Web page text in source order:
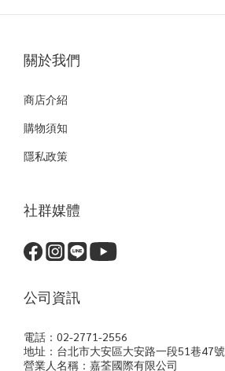
關於我們
商店介紹
購物須知
隱私政策
社群媒體
公司資訊
電話：02-2771-2556
地址：台北市大安區大安路一段51巷47號
營業人名稱：嘉荃國際有限公司